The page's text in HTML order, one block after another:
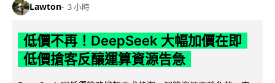
Lawton 3 小時
低價不再！DeepSeek 大幅加價在即
低價搶客反釀運算資源告急